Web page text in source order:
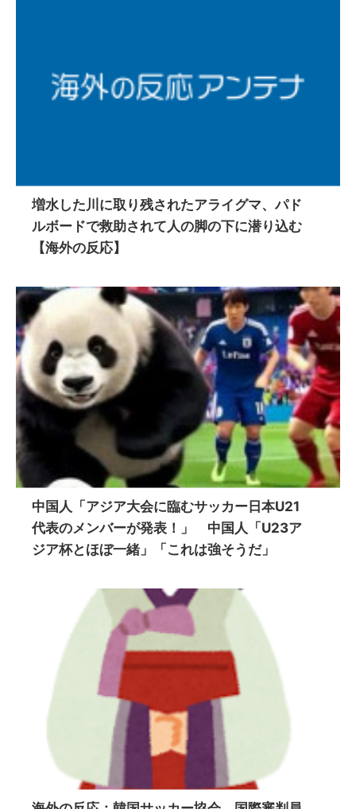
増水した川に取り残されたアライグマ、パド
ルボードで救助されて人の脚の下に潜り込む
【海外の反応】
中国人「アジア大会に臨むサッカー日本U21
代表のメンバーが発表！」 中国人「U23ア
ジア杯とほぼ一緒」「これは強そうだ」